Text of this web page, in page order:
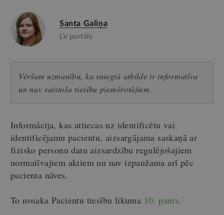
Santa Galiņa
LV portāls
Vēršam uzmanību, ka sniegtā atbilde ir informatīva
un nav saistoša tiesību piemērotājiem.
Informācija, kas attiecas uz identificētu vai
identificējamu pacientu, aizsargājama saskaņā ar
fizisko personu datu aizsardzību regulējošajiem
normatīvajiem aktiem un nav izpaužama arī pēc
pacienta nāves.
To nosaka Pacientu tiesību likuma 10. pants.